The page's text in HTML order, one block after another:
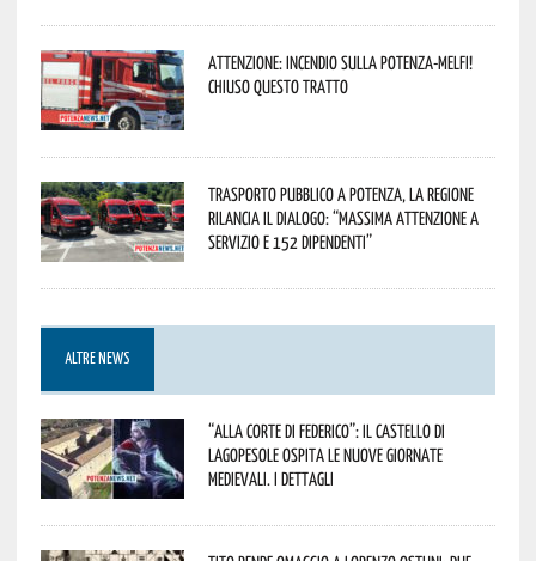
Attenzione: incendio sulla Potenza-Melfi!
Chiuso questo tratto
Trasporto pubblico a Potenza, la Regione
rilancia il dialogo: “Massima attenzione a
servizio e 152 dipendenti”
ALTRE NEWS
“Alla corte di Federico”: il Castello di
Lagopesole ospita le nuove Giornate
Medievali. I dettagli